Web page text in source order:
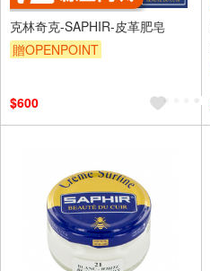
克林奇克-SAPHIR-皮革肥皂
贈OPENPOINT
$600